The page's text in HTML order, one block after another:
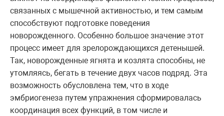
связанных с мышечной активностью, и тем самым
способствуют подготовке поведения
новорожденного. Особенно большое значение этот
процесс имеет для зрелорождающихся детенышей.
Так, новорожденные ягнята и козлята способны, не
утомляясь, бегать в течение двух часов подряд. Эта
возможность обусловлена тем, что в ходе
эмбриогенеза путем упражнения сформировалась
координация всех функций, в том числе и